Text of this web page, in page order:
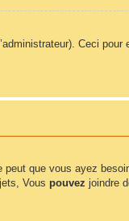
Ceci
que vous ayez
Vous pouvez joindre